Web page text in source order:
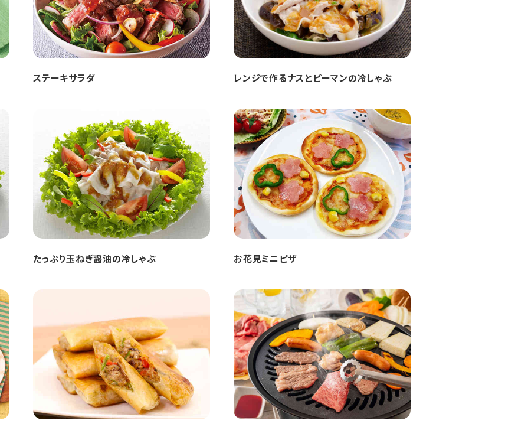
ステーキサラダ レンジで作るナスとピーマンの冷しゃぶ
たっぷり玉ねぎ醤油の冷しゃぶ お花見ミニピザ